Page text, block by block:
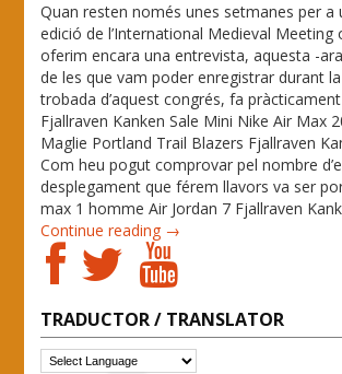
Quan resten només unes setmanes per a
edició de l’International Medieval Meeting
oferim encara una entrevista, aquesta -
de les que vam poder enregistrar durant
trobada d’aquest congrés, fa
Fjallraven Kanken Sale Mini Nike Air Max
Maglie Portland Trail Blazers Fjallraven
Com heu pogut comprovar pel nombre
desplegament que férem llavors va ser
max 1 homme Air Jordan 7 Fjallraven
Continue reading →
TRADUCTOR / TRANSLATOR